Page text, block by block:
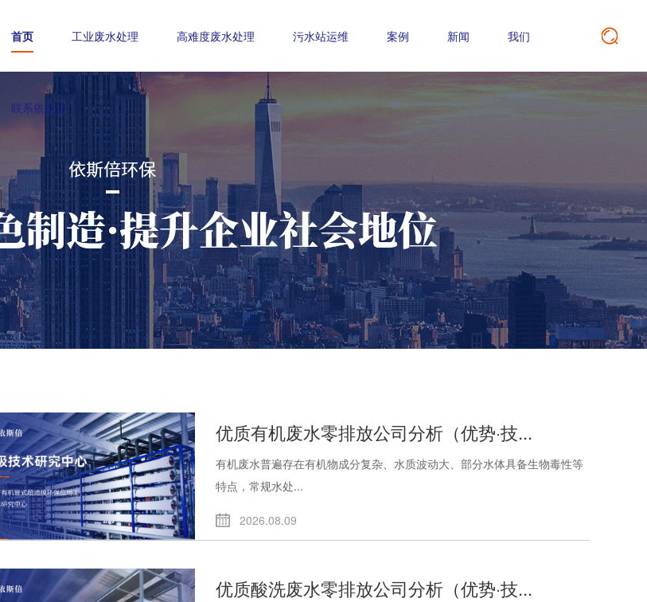
首页 工业废水处理 高难度废水处理 污水站运维 案例 新闻 我们
联系依斯倍
优质有机废水零排放公司分析（优势·技...
有机废水普遍存在有机物成分复杂、水质波动大、部分水体具备生物毒性等
特点，常规水处...
2026.08.09
优质酸洗废水零排放公司分析（优势·技...